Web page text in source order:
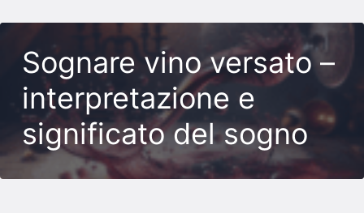
Sognare vino versato –
interpretazione e
significato del sogno